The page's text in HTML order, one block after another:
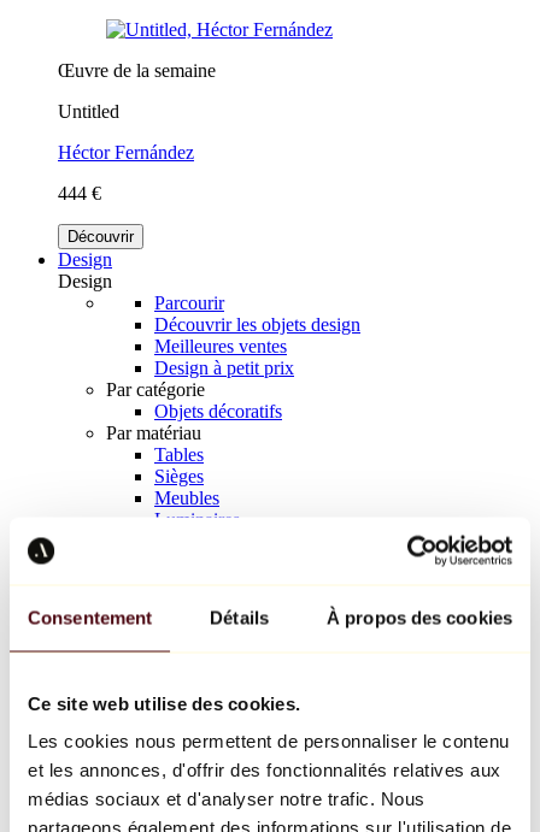
Consentement Détails À propos des cookies
Ce site web utilise des cookies.
Les cookies nous permettent de personnaliser le contenu
et les annonces, d'offrir des fonctionnalités relatives aux
médias sociaux et d'analyser notre trafic. Nous
partageons également des informations sur l'utilisation de
Œuvre de la semaine
Untitled
Héctor Fernández
444 €
Découvrir
Design
Design
Parcourir
Découvrir les objets design
Meilleures ventes
Design à petit prix
Par catégorie
Objets décoratifs
Par matériau
Tables
Sièges
Meubles
Luminaires
Richard Orlinski
Keith Haring
Jeff Koons
Jean-Michel Basquiat
Tous les designers
Œuvre de la semaine